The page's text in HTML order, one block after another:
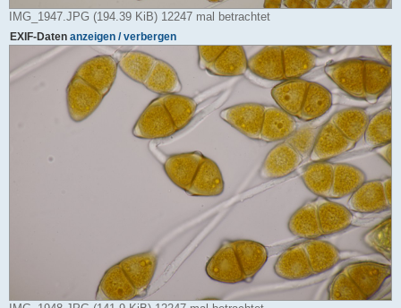
IMG_1947.JPG (194.39 KiB) 12247 mal betrachtet
EXIF-Daten anzeigen / verbergen